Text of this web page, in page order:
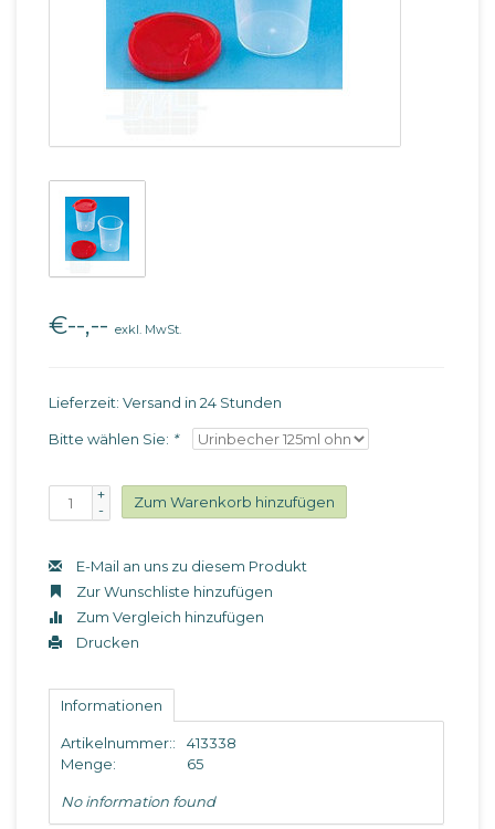
€--,-- exkl. MwSt.
Lieferzeit: Versand in 24 Stunden
Bitte wählen Sie: *
+
-
Zum Warenkorb hinzufügen
E-Mail an uns zu diesem Produkt
Zur Wunschliste hinzufügen
Zum Vergleich hinzufügen
Drucken
Informationen
Artikelnummer::
413338
Menge:
65
No information found